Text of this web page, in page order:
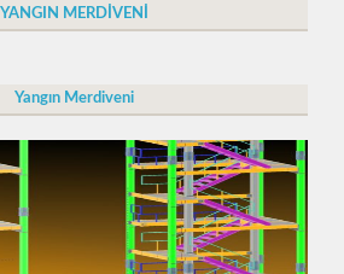
YANGIN MERDİVENİ
Yangın Merdiveni